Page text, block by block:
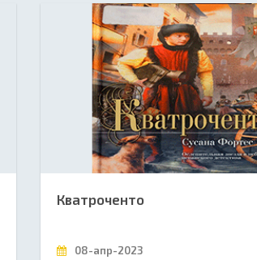
Кватроченто
08-апр-2023